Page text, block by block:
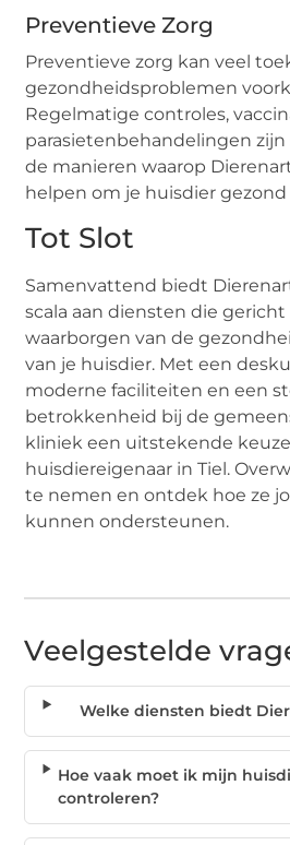
Preventieve Zorg
Preventieve zorg kan veel
gezondheidsproblemen
Regelmatige controles,
parasietenbehandelingen
de manieren waarop
helpen om je huisdier
Tot Slot
Samenvattend biedt
scala aan diensten die
waarborgen van de
van je huisdier. Met een
moderne faciliteiten en een
betrokkenheid bij de
kliniek een uitstekende
huisdiereigenaar in Tiel.
te nemen en ontdek hoe ze
kunnen ondersteunen.
Veelgestelde
Welke diensten biedt
Hoe vaak moet ik mijn
controleren?